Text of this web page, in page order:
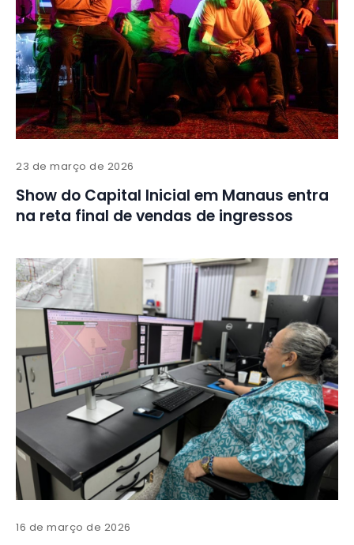
23 de março de 2026
Show do Capital Inicial em Manaus entra
na reta final de vendas de ingressos
16 de março de 2026